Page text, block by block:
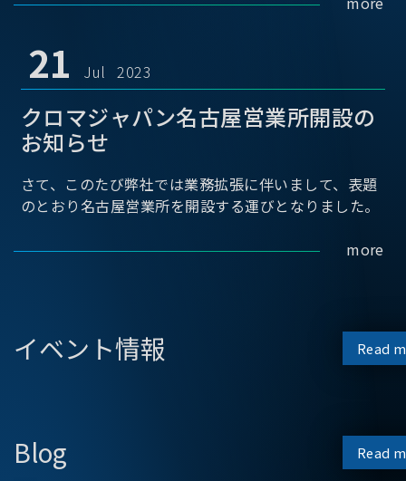
21 Jul 2023
クロマジャパン名古屋営業所開設の
お知らせ
さて、このたび弊社では業務拡張に伴いまして、表題
のとおり名古屋営業所を開設する運びとなりました。
more
イベント情報 Read
Blog Read